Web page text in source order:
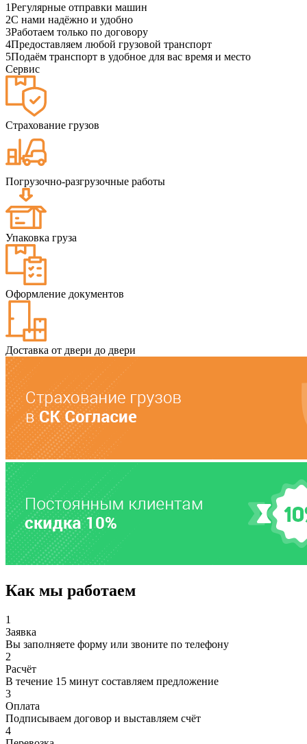
1Регулярные отправки машин
2С нами надёжно и удобно
3Работаем только по договору
4Предоставляем любой грузовой транспорт
5Подаём транспорт в удобное для вас время и место
Сервис
Страхование грузов
Погрузочно-разгрузочные работы
Упаковка груза
Оформление документов
Доставка от двери до двери
Как мы работаем
1
Заявка
Вы заполняете форму или звоните по телефону
2
Расчёт
В течение 15 минут составляем предложение
3
Оплата
Подписываем договор и выставляем счёт
4